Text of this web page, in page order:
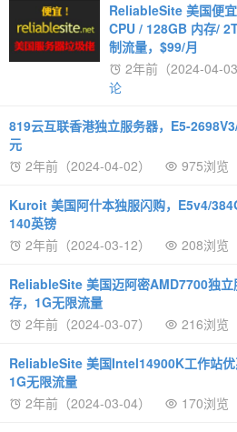
ReliableSite 美国便
CPU / 128GB 内存/
制流量，$99/月
2年前（2024-04-03
论
819云互联香港独立服务器，E5-
元
2年前（2024-04-02）
975浏览
Kuroit 美国阿什本独服闪购，E5v4/
140英镑
2年前（2024-03-12）
208浏览
ReliableSite 美国迈阿密AMD7700独
存，1G无限流量
2年前（2024-03-07）
216浏览
ReliableSite 美国Intel14900K工作站优
1G无限流量
2年前（2024-03-04）
170浏览